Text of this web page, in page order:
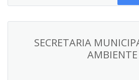
SECRETARIA
AMBIENTE